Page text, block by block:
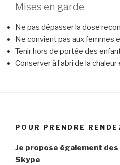
Mises en garde
Ne pas dépasser la dose
Ne convient pas aux femmes
Tenir hors de portée des
Conserver à l’abri de la chaleur
POUR PRENDRE
Je propose également
Skype